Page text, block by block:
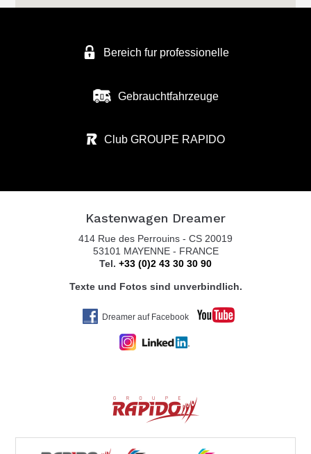
Bereich fur professionelle
Gebrauchtfahrzeuge
Club GROUPE RAPIDO
Kastenwagen Dreamer
414 Rue des Perrouins - CS 20019
53101 MAYENNE - FRANCE
Tel. +33 (0)2 43 30 30 90
Texte und Fotos sind unverbindlich.
Dreamer auf Facebook